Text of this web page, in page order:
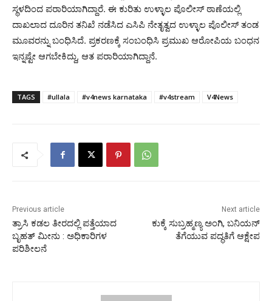
ಸ್ಥಳದಿಂದ ಪರಾರಿಯಾಗಿದ್ದಾರೆ‌. ಈ ಕುರಿತು ಉಳ್ಳಾಲ ಪೊಲೀಸ್ ಠಾಣೆಯಲ್ಲಿ
ದಾಖಲಾದ ದೂರಿನ ತನಿಖೆ ನಡೆಸಿದ ಎಸಿಪಿ ನೇತೃತ್ವದ ಉಳ್ಳಾಲ ಪೊಲೀಸ್ ತಂಡ
ಮೂವರನ್ನು ಬಂಧಿಸಿದೆ. ಪ್ರಕರಣಕ್ಕೆ ಸಂಬಂಧಿಸಿ ಪ್ರಮುಖ ಆರೋಪಿಯ ಬಂಧನ
ಇನ್ನಷ್ಟೇ ಆಗಬೇಕಿದ್ದು, ಆತ ಪರಾರಿಯಾಗಿದ್ದಾನೆ.
TAGS #ullala #v4news karnataka #v4stream V4News
Previous article
ತ್ರಾಸಿ ಕಡಲ ತೀರದಲ್ಲಿ ಪತ್ತೆಯಾದ
ಬೃಹತ್ ಮೀನು : ಅಧಿಕಾರಿಗಳ
ಪರಿಶೀಲನೆ
Next article
ಕುಕ್ಕೆ ಸುಬ್ರಹ್ಮಣ್ಯ ಅಂಗಿ, ಬನಿಯನ್
ತೆಗೆಯುವ ಪದ್ಧತಿಗೆ ಆಕ್ಷೇಪ